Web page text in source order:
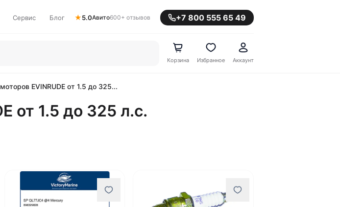
Сервис Блог ★5.0Авито600+ отзывов +7 800 555 65 49
Корзина Избранное Аккаунт
EVINRUDE от 1.5 до 325...
от 1.5 до 325 л.с.